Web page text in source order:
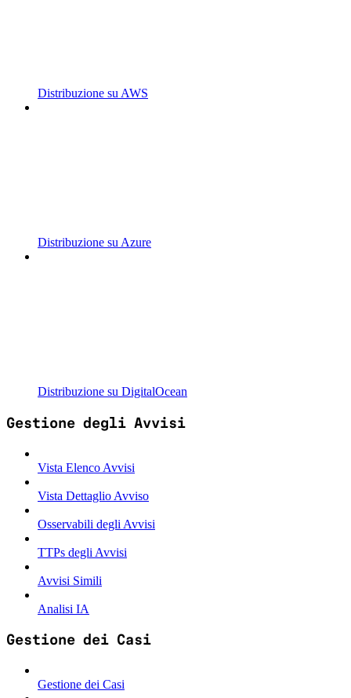
Distribuzione su AWS
Distribuzione su Azure
Distribuzione su DigitalOcean
Gestione degli Avvisi
Vista Elenco Avvisi
Vista Dettaglio Avviso
Osservabili degli Avvisi
TTPs degli Avvisi
Avvisi Simili
Analisi IA
Gestione dei Casi
Gestione dei Casi